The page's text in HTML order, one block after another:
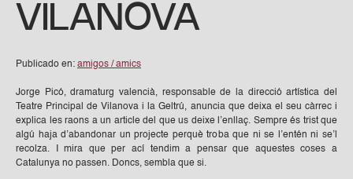
VILANOVA
Publicado en: amigos / amics
Jorge Picó, dramaturg valencià, responsable de la direcció artística del
Teatre Principal de Vilanova i la Geltrú, anuncia que deixa el seu càrrec i
explica les raons a un article del que us deixe l’enllaç. Sempre és trist que
algú haja d’abandonar un projecte perquè troba que ni se l’entén ni se’l
recolza. I mira que per ací tendim a pensar que aquestes coses a
Catalunya no passen. Doncs, sembla que si.